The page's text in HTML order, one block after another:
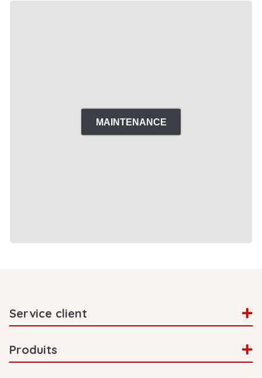
MAINTENANCE
Service client
Produits